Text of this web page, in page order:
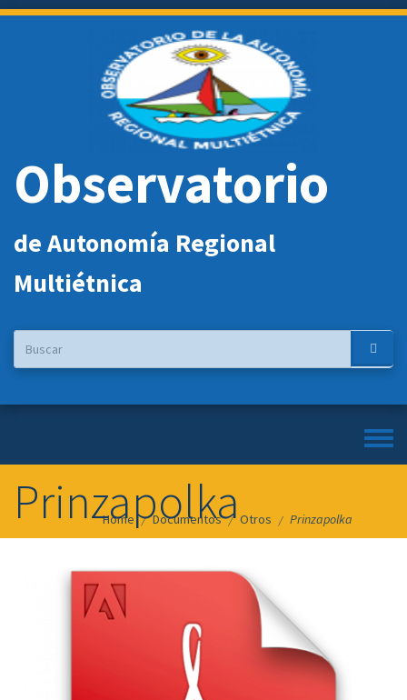
Pasar
Observatorio
de Autonomía Regional
Multiétnica
Buscar
Buscar
Toggle
menu
Prinzapolka
Home / Documentos / Otros / Prinzapolka